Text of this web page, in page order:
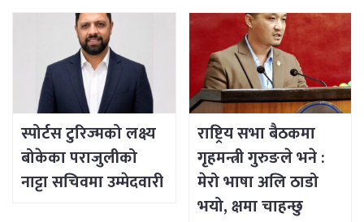
स्पोर्टस टुरिज्मको लक्ष्य
बोकेका पराजुलीको
नाट्टा सचिवमा उम्मेदवारी
राष्ट्रिय सभा बैठकमा
गृहमन्त्री गुरुङले भने :
मेरो भाषा अलि ठाडो
भयो, क्षमा चाहन्छु